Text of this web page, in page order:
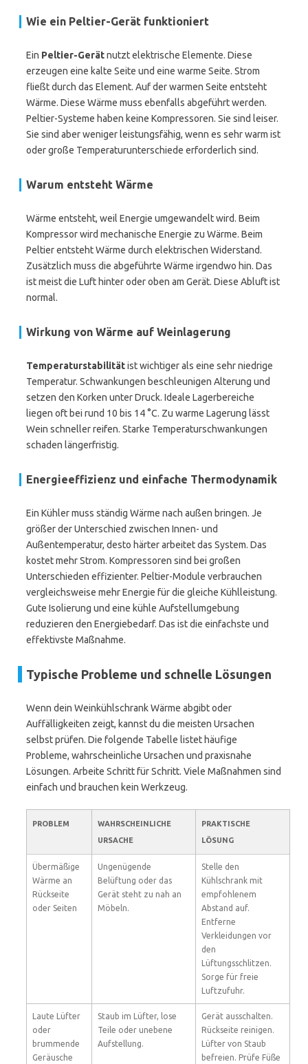
Wie ein Peltier-Gerät funktioniert
Ein Peltier-Gerätnutzt elektrische Elemente. Diese
erzeugen eine kalte Seite und eine warme Seite. Strom
fließt durch das Element. Auf der warmen Seite entsteht
Wärme. Diese Wärme muss ebenfalls abgeführt werden.
Peltier-Systeme haben keine Kompressoren. Sie sind leiser.
Sie sind aber weniger leistungsfähig, wenn es sehr warm ist
oder große Temperaturunterschiede erforderlich sind.
Warum entsteht Wärme
Wärme entsteht, weil Energie umgewandelt wird. Beim
Kompressor wird mechanische Energie zu Wärme. Beim
Peltier entsteht Wärme durch elektrischen Widerstand.
Zusätzlich muss die abgeführte Wärme irgendwo hin. Das
ist meist die Luft hinter oder oben am Gerät. Diese Abluft ist
normal.
Wirkung von Wärme auf Weinlagerung
Temperaturstabilitätist wichtiger als eine sehr niedrige
Temperatur. Schwankungen beschleunigen Alterung und
setzen den Korken unter Druck. Ideale Lagerbereiche
liegen oft bei rund 10 bis 14 °C. Zu warme Lagerung lässt
Wein schneller reifen. Starke Temperaturschwankungen
schaden längerfristig.
Energieeffizienz und einfache Thermodynamik
Ein Kühler muss ständig Wärme nach außen bringen. Je
größer der Unterschied zwischen Innen- und
Außentemperatur, desto härter arbeitet das System. Das
kostet mehr Strom. Kompressoren sind bei großen
Unterschieden effizienter. Peltier-Module verbrauchen
vergleichsweise mehr Energie für die gleiche Kühlleistung.
Gute Isolierung und eine kühle Aufstellumgebung
reduzieren den Energiebedarf. Das ist die einfachste und
effektivste Maßnahme.
Typische Probleme und schnelle Lösungen
Wenn dein Weinkühlschrank Wärme abgibt oder
Auffälligkeiten zeigt, kannst du die meisten Ursachen
selbst prüfen. Die folgende Tabelle listet häufige
Probleme, wahrscheinliche Ursachen und praxisnahe
Lösungen. Arbeite Schritt für Schritt. Viele Maßnahmen sind
einfach und brauchen kein Werkzeug.
PROBLEM
WAHRSCHEINLICHE
URSACHE
PRAKTISCHE
LÖSUNG
Übermäßige
Wärme an
Rückseite
oder Seiten
Ungenügende
Belüftung oder das
Gerät steht zu nah an
Möbeln.
Stelle den
Kühlschrank mit
empfohlenem
Abstand auf.
Entferne
Verkleidungen vor
den
Lüftungsschlitzen.
Sorge für freie
Luftzufuhr.
Laute Lüfter
oder
brummende
Geräusche
Staub im Lüfter, lose
Teile oder unebene
Aufstellung.
Gerät ausschalten.
Rückseite reinigen.
Lüfter von Staub
befreien. Prüfe Füße